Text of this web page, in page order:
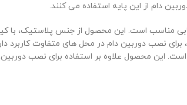
دام از این پایه استفاده می کنند.
مناسب است. این محصول از جنس پلاستیک، با
نصب دوربین دام در محل های متفاوت کاربرد
است. این محصول علاوه بر استفاده برای نصب